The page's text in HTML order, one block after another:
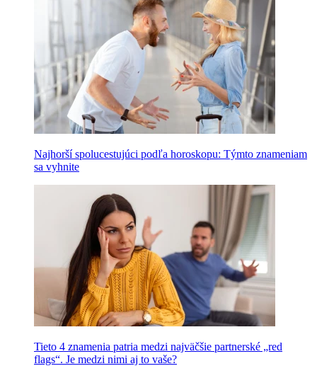
Najhorší spolucestujúci podľa horoskopu: Týmto znameniam
sa vyhnite
Tieto 4 znamenia patria medzi najväčšie partnerské „red
flags“. Je medzi nimi aj to vaše?